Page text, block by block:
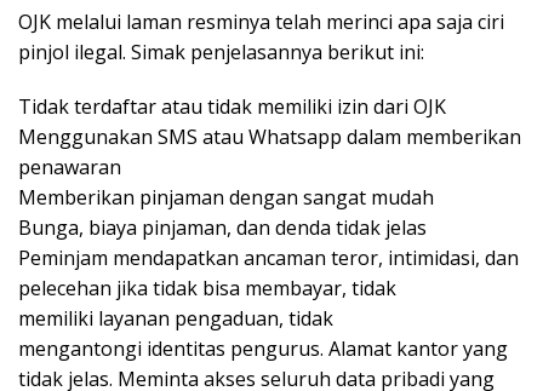
OJK melalui laman resminya telah merinci apa saja ciri
pinjol ilegal. Simak penjelasannya berikut ini:
Tidak terdaftar atau tidak memiliki izin dari OJK
Menggunakan SMS atau Whatsapp dalam memberikan
penawaran
Memberikan pinjaman dengan sangat mudah
Bunga, biaya pinjaman, dan denda tidak jelas
Peminjam mendapatkan ancaman teror, intimidasi, dan
pelecehan jika tidak bisa membayar, tidak
memiliki layanan pengaduan, tidak
mengantongi identitas pengurus. Alamat kantor yang
tidak jelas. Meminta akses seluruh data pribadi yang